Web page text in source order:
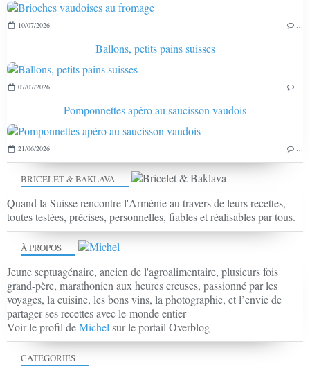
BRICELET & BAKLAVA
Quand la Suisse rencontre l'Arménie au travers de leurs recettes,
toutes testées, précises, personnelles, fiables et réalisables par tous.
À PROPOS
Jeune septuagénaire, ancien de l'agroalimentaire, plusieurs fois
grand-père, marathonien aux heures creuses, passionné par les
voyages, la cuisine, les bons vins, la photographie, et l’envie de
partager ses recettes avec le monde entier
Voir le profil deMichel sur le portail Overblog
10/07/2026
Ballons, petits pains suisses
07/07/2026
Pomponnettes apéro au saucisson vaudois
21/06/2026
CATÉGORIES